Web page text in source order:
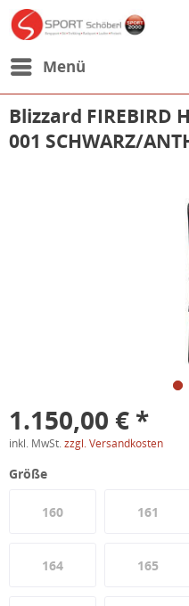
Menü
Blizzard FIREBIRD
001 SCHWARZ/
1.150,00 € *
inkl. MwSt. zzgl. Versandkosten
Größe
160 161
164 165